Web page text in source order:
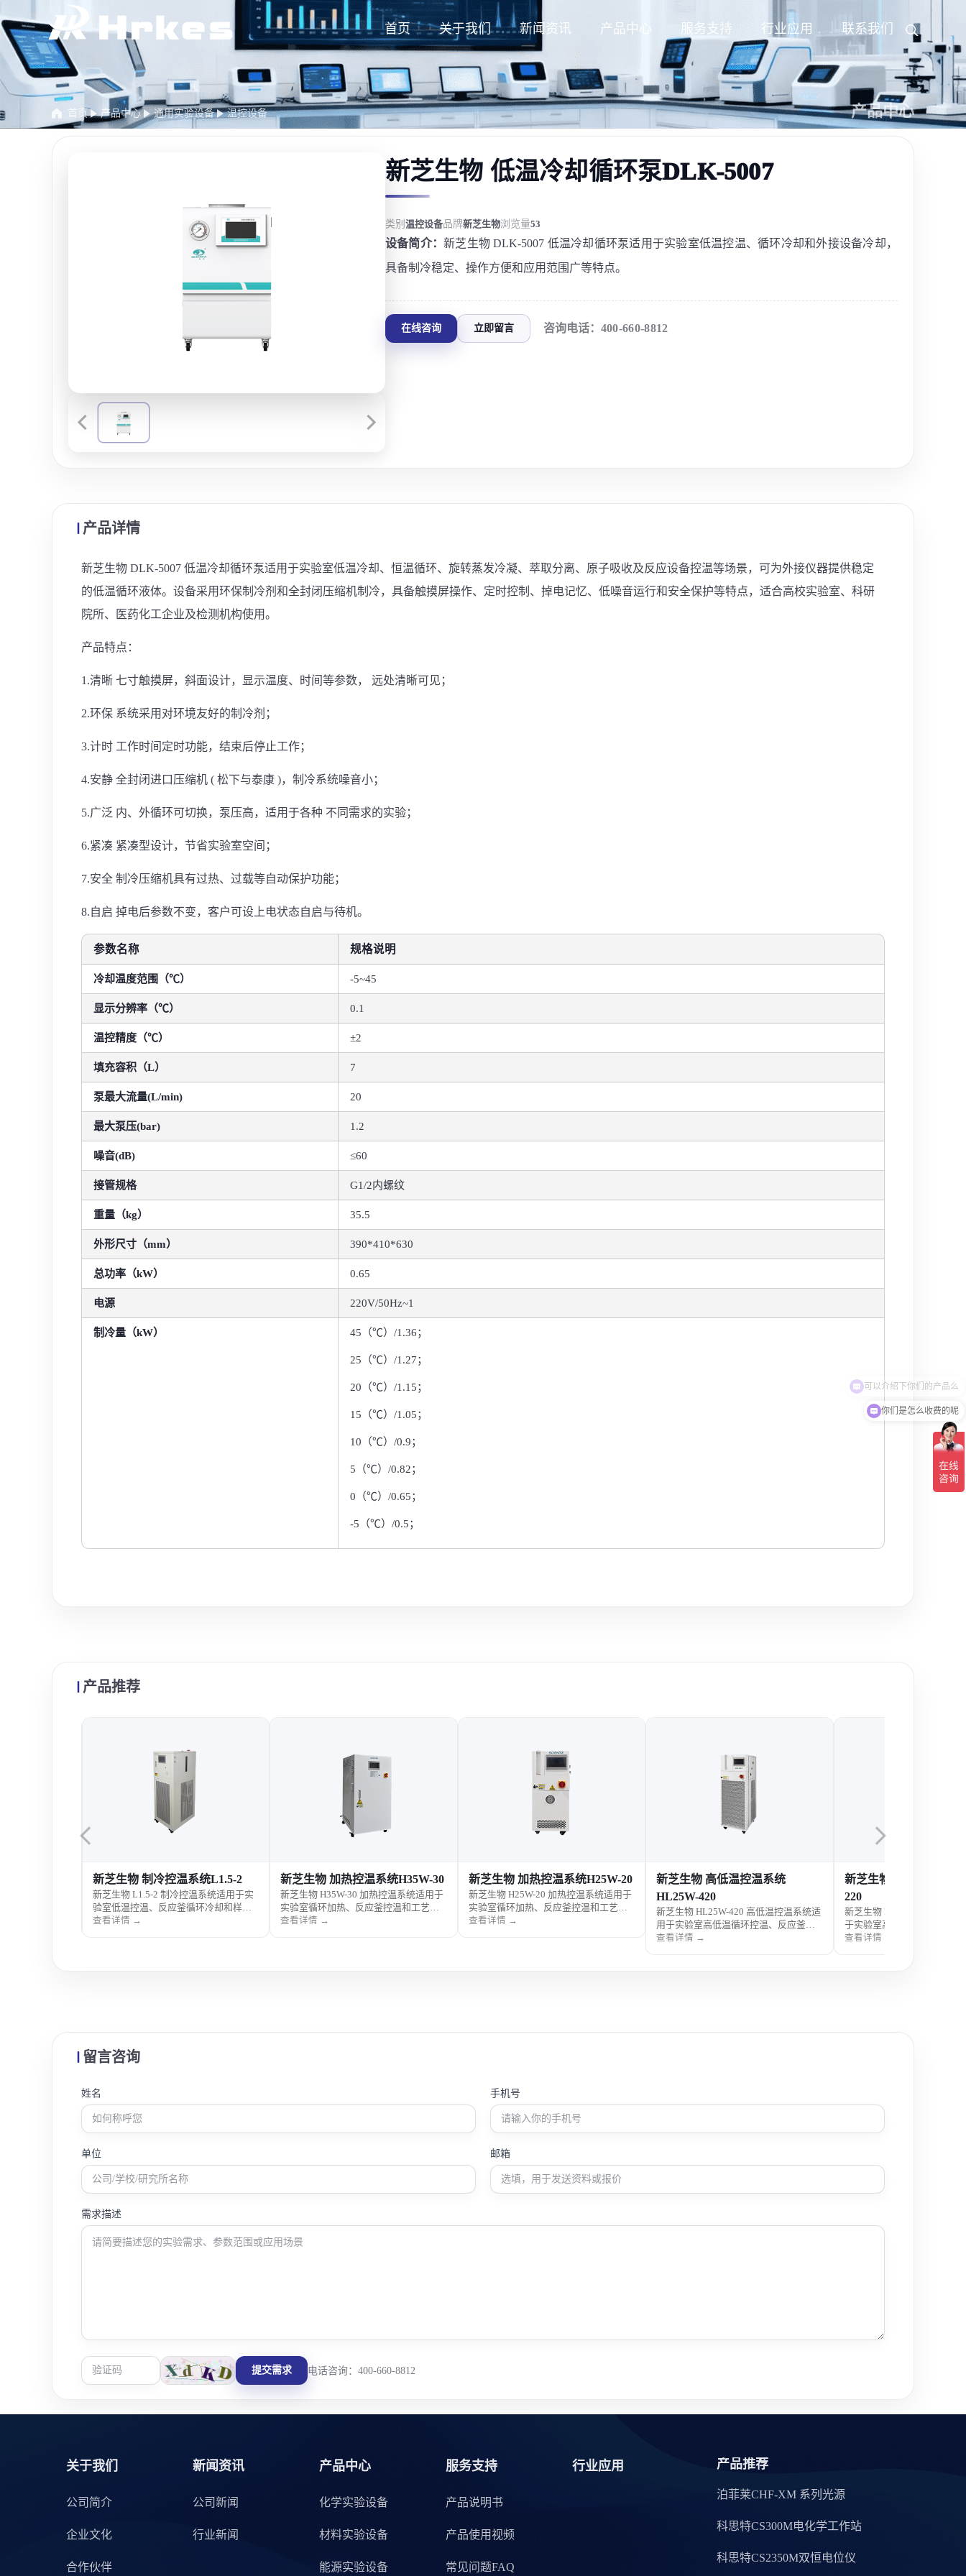
首页 关于我们 新闻资讯 产品中心 服务支持 行业应用 联系我们
首页 产品中心 通用实验设备 温控设备 产品中心
新芝生物 低温冷却循环泵DLK-5007
类别 温控设备品牌新芝生物浏览量53
设备简介：新芝生物 DLK-5007 低温冷却循环泵适用于实验室低温控温、循环冷却和外接设备冷却，
具备制冷稳定、操作方便和应用范围广等特点。
在线咨询 立即留言 咨询电话： 400-660-8812
产品详情
新芝生物 DLK-5007 低温冷却循环泵适用于实验室低温冷却、恒温循环、旋转蒸发冷凝、萃取分离、原子吸收及反应设备控温等场景，可为外接仪器提供稳定
的低温循环液体。设备采用环保制冷剂和全封闭压缩机制冷，具备触摸屏操作、定时控制、掉电记忆、低噪音运行和安全保护等特点，适合高校实验室、科研
院所、医药化工企业及检测机构使用。
产品特点：
1.清晰 七寸触摸屏，斜面设计，显示温度、时间等参数， 远处清晰可见；
2.环保 系统采用对环境友好的制冷剂；
3.计时 工作时间定时功能，结束后停止工作；
4.安静 全封闭进口压缩机 ( 松下与泰康 )，制冷系统噪音小；
5.广泛 内、外循环可切换，泵压高，适用于各种 不同需求的实验；
6.紧凑 紧凑型设计，节省实验室空间；
7.安全 制冷压缩机具有过热、过载等自动保护功能；
8.自启 掉电后参数不变，客户可设上电状态自启与待机。
参数名称 规格说明
冷却温度范围（℃） -5~45
显示分辨率（℃） 0.1
温控精度（℃） ±2
填充容积（L） 7
泵最大流量(L/min) 20
最大泵压(bar) 1.2
噪音(dB) ≤60
接管规格 G1/2内螺纹
重量（kg） 35.5
外形尺寸（mm） 390*410*630
总功率（kW） 0.65
电源 220V/50Hz~1
制冷量（kW） 45（℃）/1.36；
25（℃）/1.27；
20（℃）/1.15；
15（℃） /1.05；
10（℃） /0.9；
5（℃） /0.82；
0（℃） /0.65；
-5（℃） /0.5；
产品推荐
新芝生物 制冷控温系统L1.5-2
新芝生物 L1.5-2 制冷控温系统适用于实
验室低温控温、反应釜循环冷却和样品
低温处理，具备稳定制冷、循环控温和
查看详情 →
新芝生物 加热控温系统H35W-30
新芝生物 H35W-30 加热控温系统适用于
实验室循环加热、反应釜控温和工艺恒
温控制，具备加热稳定、控温可靠和操
查看详情 →
新芝生物 加热控温系统H25W-20
新芝生物 H25W-20 加热控温系统适用于
实验室循环加热、反应釜控温和工艺恒
温控制，具备稳定加热、循环控温和操
查看详情 →
新芝生物 高低温控温系统
HL25W-420
新芝生物 HL25W-420 高低温控温系统适
用于实验室高低温循环控温、反应釜温
控和工艺温度控制，具备冷热循环、控
查看详情 →
新芝生物 高低温控温系
220
新芝生物 HL25-220 高低温
于实验室高低温循环控温、
和工艺温度控制，具备冷热
查看详情 →
留言咨询
姓名 手机号
单位 邮箱
需求描述
提交需求 电话咨询：400-660-8812
关于我们
公司简介
企业文化
合作伙伴
新闻资讯
公司新闻
行业新闻
产品中心
化学实验设备
材料实验设备
能源实验设备
服务支持
产品说明书
产品使用视频
常见问题FAQ
行业应用 产品推荐
泊菲莱CHF-XM 系列光源
科思特CS300M电化学工作站
科思特CS2350M双恒电位仪
你们是怎么收费的呢